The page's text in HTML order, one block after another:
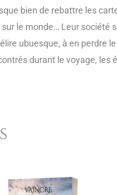
bien de rebattre les
le monde… Leur société
ubuesque, à en perdre
durant le voyage,